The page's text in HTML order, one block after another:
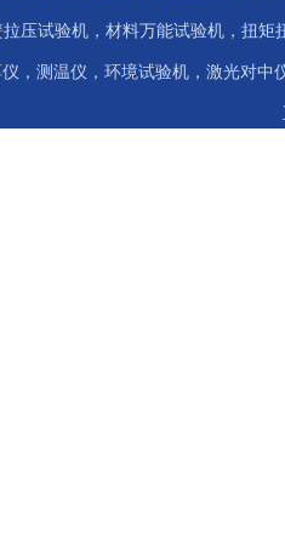
压试验机，材料万能试验机，扭
，测温仪，环境试验机，激光对